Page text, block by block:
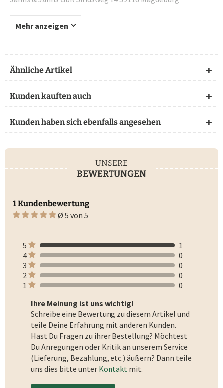
Mehr anzeigen
Ähnliche Artikel
Kunden kauften auch
Kunden haben sich ebenfalls angesehen
UNSERE
BEWERTUNGEN
1 Kundenbewertung
Ø 5 von 5
5
1
4
0
3
0
2
0
1
0
Ihre Meinung ist uns wichtig!
Schreibe eine Bewertung zu diesem Artikel und
teile Deine Erfahrung mit anderen Kunden.
Hast Du Fragen zu ihrer Bestellung? Möchtest
Du Anregungen oder Kritik an unserem Service
(Lieferung, Bezahlung, etc.) äußern? Dann teile
uns dies bitte unter Kontakt mit.